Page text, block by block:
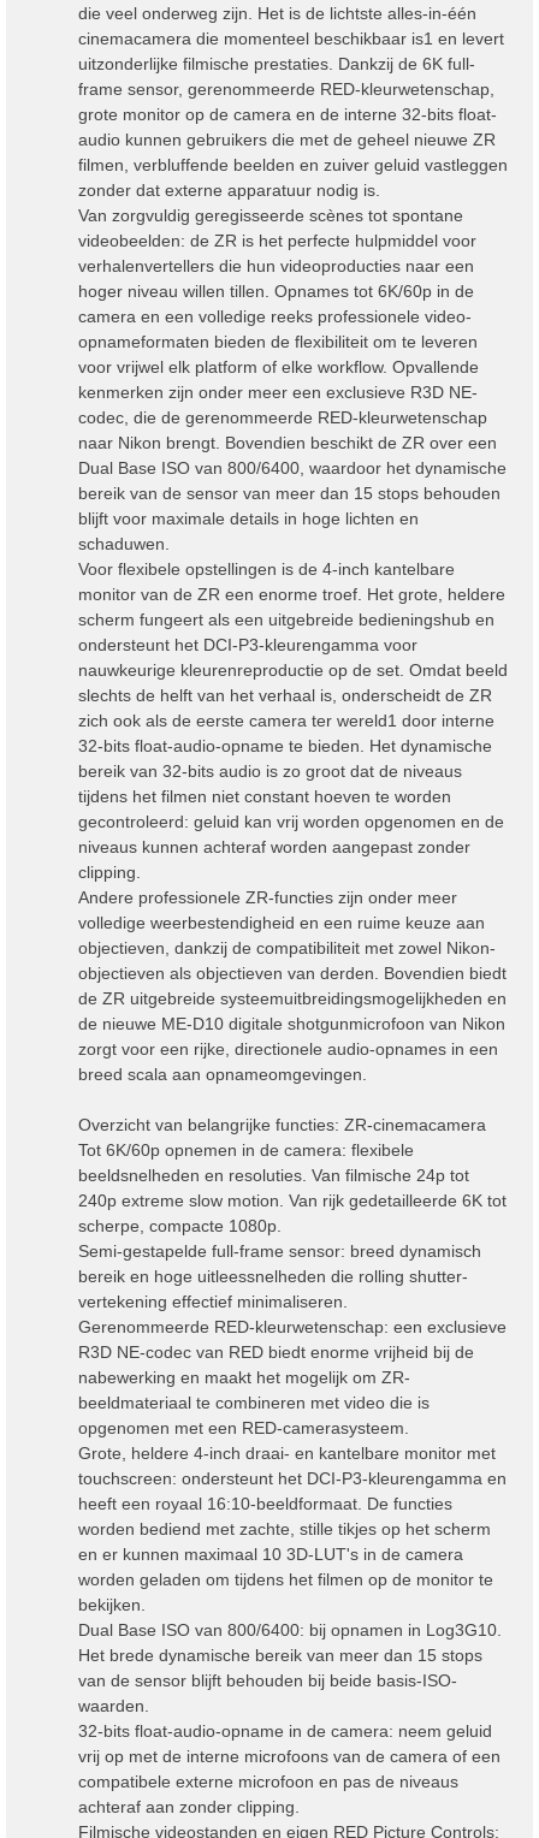
die veel onderweg zijn. Het is de lichtste alles-in-één
cinemacamera die momenteel beschikbaar is1 en levert
uitzonderlijke filmische prestaties. Dankzij de 6K full-
frame sensor, gerenommeerde RED-kleurwetenschap,
grote monitor op de camera en de interne 32-bits float-
audio kunnen gebruikers die met de geheel nieuwe ZR
filmen, verbluffende beelden en zuiver geluid vastleggen
zonder dat externe apparatuur nodig is.
Van zorgvuldig geregisseerde scènes tot spontane
videobeelden: de ZR is het perfecte hulpmiddel voor
verhalenvertellers die hun videoproducties naar een
hoger niveau willen tillen. Opnames tot 6K/60p in de
camera en een volledige reeks professionele video-
opnameformaten bieden de flexibiliteit om te leveren
voor vrijwel elk platform of elke workflow. Opvallende
kenmerken zijn onder meer een exclusieve R3D NE-
codec, die de gerenommeerde RED-kleurwetenschap
naar Nikon brengt. Bovendien beschikt de ZR over een
Dual Base ISO van 800/6400, waardoor het dynamische
bereik van de sensor van meer dan 15 stops behouden
blijft voor maximale details in hoge lichten en
schaduwen.
Voor flexibele opstellingen is de 4-inch kantelbare
monitor van de ZR een enorme troef. Het grote, heldere
scherm fungeert als een uitgebreide bedieningshub en
ondersteunt het DCI-P3-kleurengamma voor
nauwkeurige kleurenreproductie op de set. Omdat beeld
slechts de helft van het verhaal is, onderscheidt de ZR
zich ook als de eerste camera ter wereld1 door interne
32-bits float-audio-opname te bieden. Het dynamische
bereik van 32-bits audio is zo groot dat de niveaus
tijdens het filmen niet constant hoeven te worden
gecontroleerd: geluid kan vrij worden opgenomen en de
niveaus kunnen achteraf worden aangepast zonder
clipping.
Andere professionele ZR-functies zijn onder meer
volledige weerbestendigheid en een ruime keuze aan
objectieven, dankzij de compatibiliteit met zowel Nikon-
objectieven als objectieven van derden. Bovendien biedt
de ZR uitgebreide systeemuitbreidingsmogelijkheden en
de nieuwe ME-D10 digitale shotgunmicrofoon van Nikon
zorgt voor een rijke, directionele audio-opnames in een
breed scala aan opnameomgevingen.
Overzicht van belangrijke functies: ZR-cinemacamera
Tot 6K/60p opnemen in de camera: flexibele
beeldsnelheden en resoluties. Van filmische 24p tot
240p extreme slow motion. Van rijk gedetailleerde 6K tot
scherpe, compacte 1080p.
Semi-gestapelde full-frame sensor: breed dynamisch
bereik en hoge uitleessnelheden die rolling shutter-
vertekening effectief minimaliseren.
Gerenommeerde RED-kleurwetenschap: een exclusieve
R3D NE-codec van RED biedt enorme vrijheid bij de
nabewerking en maakt het mogelijk om ZR-
beeldmateriaal te combineren met video die is
opgenomen met een RED-camerasysteem.
Grote, heldere 4-inch draai- en kantelbare monitor met
touchscreen: ondersteunt het DCI-P3-kleurengamma en
heeft een royaal 16:10-beeldformaat. De functies
worden bediend met zachte, stille tikjes op het scherm
en er kunnen maximaal 10 3D-LUT's in de camera
worden geladen om tijdens het filmen op de monitor te
bekijken.
Dual Base ISO van 800/6400: bij opnamen in Log3G10.
Het brede dynamische bereik van meer dan 15 stops
van de sensor blijft behouden bij beide basis-ISO-
waarden.
32-bits float-audio-opname in de camera: neem geluid
vrij op met de interne microfoons van de camera of een
compatibele externe microfoon en pas de niveaus
achteraf aan zonder clipping.
Filmische videostanden en eigen RED Picture Controls: